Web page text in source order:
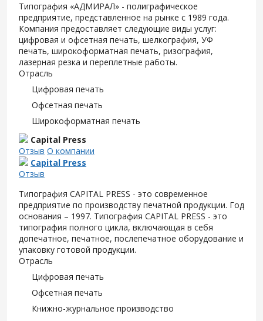
Типография «АДМИРАЛ» - полиграфическое
предприятие, представленное на рынке с 1989 года.
Компания предоставляет следующие виды услуг:
цифровая и офсетная печать, шелкография, УФ
печать, широкоформатная печать, ризография,
лазерная резка и переплетные работы.
Отрасль
Цифровая печать
Офсетная печать
Широкоформатная печать
Capital Press
Отзыв О компании
Capital Press
Отзыв
Типография CAPITAL PRESS - это современное
предприятие по производству печатной продукции. Год
основания – 1997. Типография CAPITAL PRESS - это
типография полного цикла, включающая в себя
допечатное, печатное, послепечатное оборудование и
упаковку готовой продукции.
Отрасль
Цифровая печать
Офсетная печать
Книжно-журнальное производство